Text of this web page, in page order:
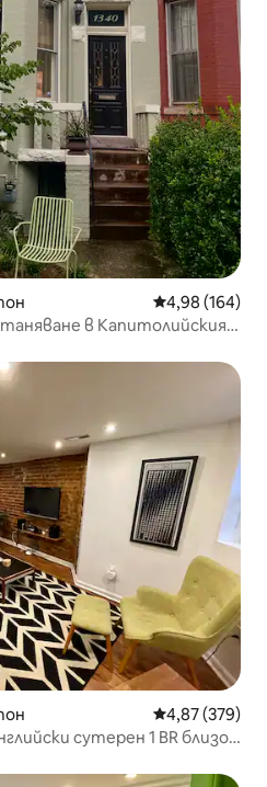
Средна
4,98 (164)
в Капитолийския
Средна
4,87 (379)
сутерен 1 BR близо